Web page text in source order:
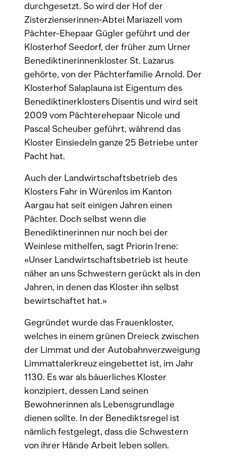
durchgesetzt. So wird der Hof der
Zisterzienserinnen-Abtei Mariazell vom
Pächter-Ehepaar Gügler geführt und der
Klosterhof Seedorf, der früher zum Urner
Benediktinerinnenkloster St. Lazarus
gehörte, von der Pächterfamilie Arnold. Der
Klosterhof Salaplauna ist Eigentum des
Benediktinerklosters Disentis und wird seit
2009 vom Pächterehepaar Nicole und
Pascal Scheuber geführt, während das
Kloster Einsiedeln ganze 25 Betriebe unter
Pacht hat.
Auch der Landwirtschaftsbetrieb des
Klosters Fahr in Würenlos im Kanton
Aargau hat seit einigen Jahren einen
Pächter. Doch selbst wenn die
Benediktinerinnen nur noch bei der
Weinlese mithelfen, sagt Priorin Irene:
«Unser Landwirtschaftsbetrieb ist heute
näher an uns Schwestern gerückt als in den
Jahren, in denen das Kloster ihn selbst
bewirtschaftet hat.»
Gegründet wurde das Frauenkloster,
welches in einem grünen Dreieck zwischen
der Limmat und der Autobahnverzweigung
Limmattalerkreuz eingebettet ist, im Jahr
1130. Es war als bäuerliches Kloster
konzipiert, dessen Land seinen
Bewohnerinnen als Lebensgrundlage
dienen sollte. In der Benediktsregel ist
nämlich festgelegt, dass die Schwestern
von ihrer Hände Arbeit leben sollen.